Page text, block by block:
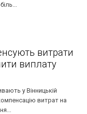
витрати
виплату
у Вінницькій
витрат на